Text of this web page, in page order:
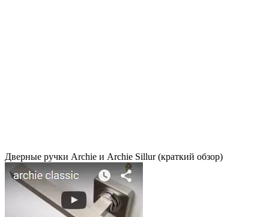
Дверные ручки Archie и Archie Sillur (краткий обзор)